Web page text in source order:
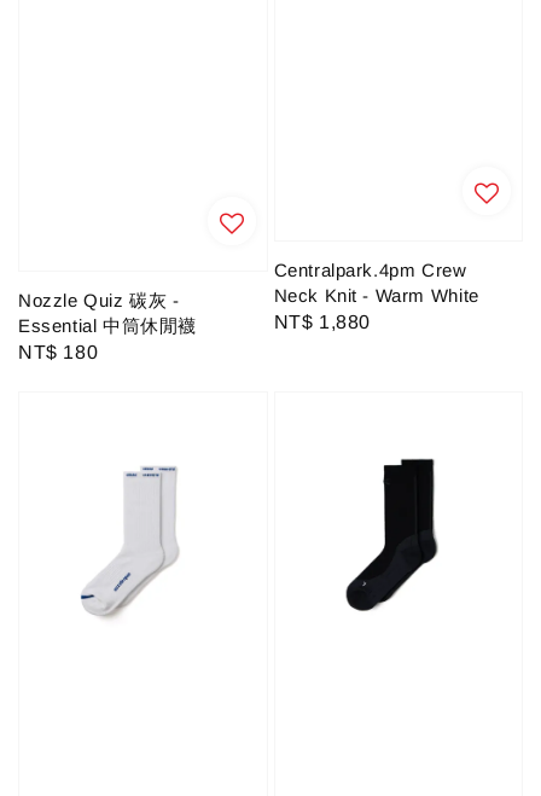
Nozzle Quiz 碳灰 -
Essential 中筒休閒襪
Regular
NT$ 180
Centralpark.4pm Crew
Neck Knit - Warm White
Regular
NT$ 1,880